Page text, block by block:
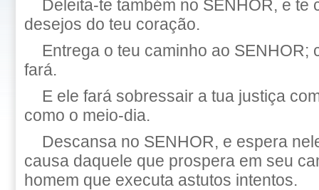
Deleita-te também no SENHOR, e te
desejos do teu coração.
Entrega o teu caminho ao SENHOR;
fará.
E ele fará sobressair a tua justiça
como o meio-dia.
Descansa no SENHOR, e espera
causa daquele que prospera em seu
homem que executa astutos intentos.